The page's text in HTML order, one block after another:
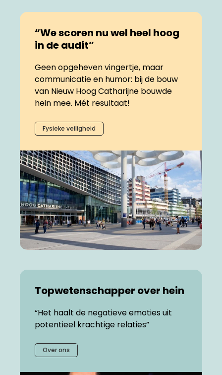
“We scoren nu wel heel hoog
in de audit”
Geen opgeheven vingertje, maar
communicatie en humor: bij de bouw
van Nieuw Hoog Catharijne bouwde
hein mee. Mét resultaat!
Fysieke veiligheid
Topwetenschapper over hein
“Het haalt de negatieve emoties uit
potentieel krachtige relaties”
Over ons